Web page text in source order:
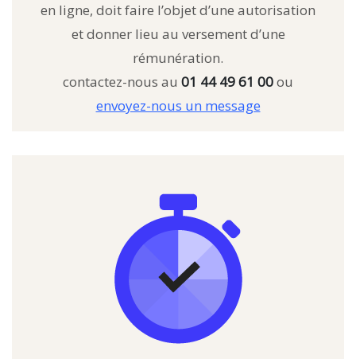
en ligne, doit faire l’objet d’une autorisation
et donner lieu au versement d’une
rémunération.
contactez-nous au 01 44 49 61 00ou
envoyez-nous un message